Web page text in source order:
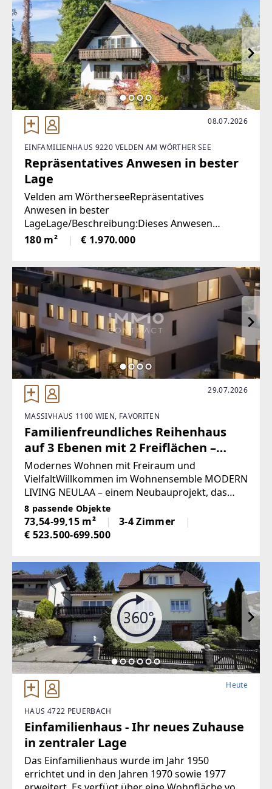
08.07.2026
EINFAMILIENHAUS 9220 VELDEN AM WÖRTHER SEE
Repräsentatives Anwesen in bester
Lage
Velden am WörtherseeRepräsentatives
Anwesen in bester
LageLage/Beschreibung:Dieses Anwesen
überzeugt durch seinen besonderen Charme
und die privilegierte Lage im Zentrum von
rund 2.850 m² befindet
180 m² € 1.970.000
29.07.2026
MASSIVHAUS 1100 WIEN, FAVORITEN
Familienfreundliches Reihenhaus
auf 3 Ebenen mit 2 Freiflächen –
Ruhelage nahe U-Bahn
Modernes Wohnen mit Freiraum und
VielfaltWillkommen im Wohnensemble MODERN
LIVING NEULAA – einem Neubauprojekt, das
urbanes Leben mit großzügigen Freiflächen und
vielfältigen Wohnformen verbindet. In dem
dynamisch wachsenden 10. Wiener Bezirk
8 passende Objekte
73,54-99,15 m²
3-4 Zimmer
€ 523.500-699.500
Heute
HAUS 4722 PEUERBACH
Einfamilienhaus - Ihr neues Zuhause
in zentraler Lage
Das Einfamilienhaus wurde im Jahr 1950
errichtet und in den Jahren 1970 sowie 1977